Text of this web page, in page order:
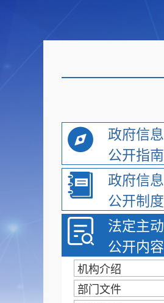
政府信息
公开指南
政府信息
公开制度
法定主动
公开内容
机构介绍
部门文件